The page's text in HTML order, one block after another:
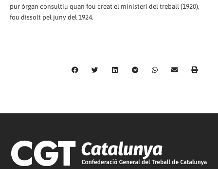
pur òrgan consultiu quan fou creat el ministeri del treball (1920),
fou dissolt pel juny del 1924.